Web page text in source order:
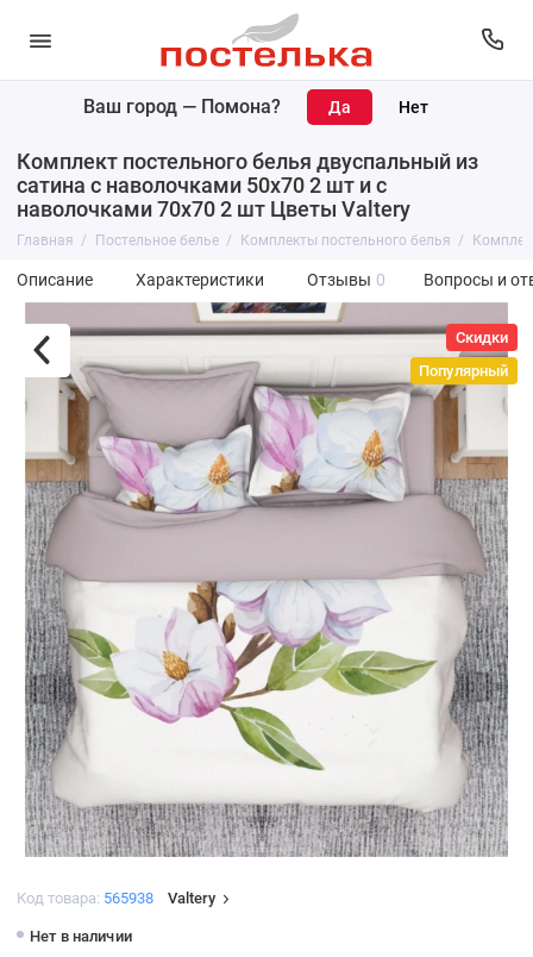
Ваш город — Помона?
Комплект постельного белья двуспальный из
сатина с наволочками 50х70 2 шт и с
наволочками 70х70 2 шт Цветы Valtery
Главная Постельное белье Комплекты постельного белья
Описание Характеристики Отзывы 0 Вопросы и
Скидки
Популярный
Код товара: 565938 Valtery
Нет в наличии